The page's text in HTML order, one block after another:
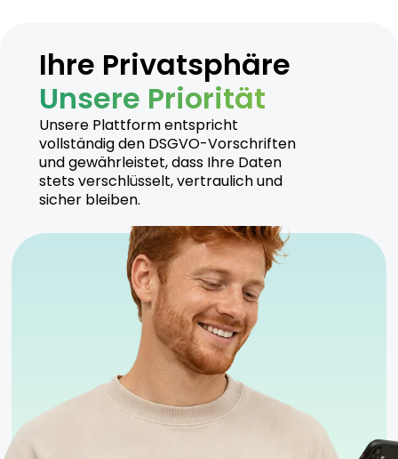
Ihre Privatsphäre
Unsere Priorität
Unsere Plattform entspricht
vollständig den DSGVO-Vorschriften
und gewährleistet, dass Ihre Daten
stets verschlüsselt, vertraulich und
sicher bleiben.